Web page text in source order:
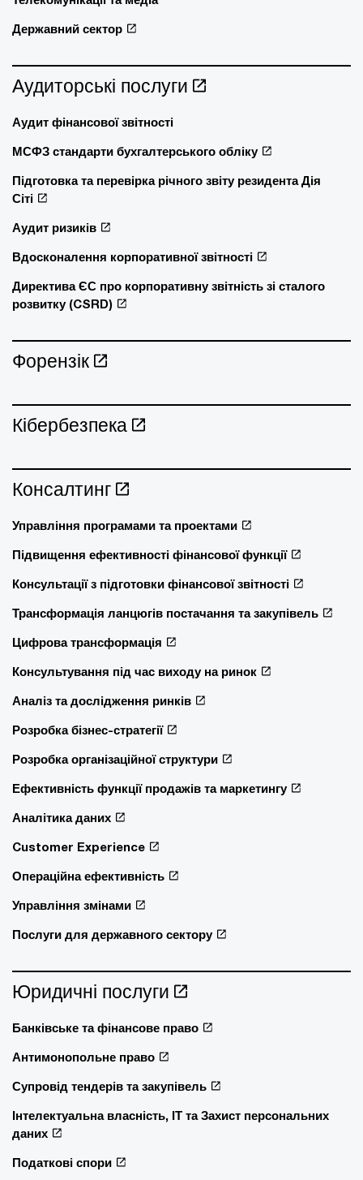
Державний сектор
Аудиторські послуги
Аудит фінансової звітності
МСФЗ стандарти бухгалтерського обліку
Підготовка та перевірка річного звіту резидента Дія
Сіті
Аудит ризиків
Вдосконалення корпоративної звітності
Директива ЄС про корпоративну звітність зі сталого
розвитку (CSRD)
Форензік
Кібербезпека
Консалтинг
Управління програмами та проектами
Підвищення ефективності фінансової функції
Консультації з підготовки фінансової звітності
Трансформація ланцюгів постачання та закупівель
Цифрова трансформація
Консультування під час виходу на ринок
Аналіз та дослідження ринків
Розробка бізнес-стратегії
Розробка організаційної структури
Ефективність функції продажів та маркетингу
Аналітика даних
Customer Experience
Операційна ефективність
Управління змінами
Послуги для державного сектору
Юридичні послуги
Банківське та фінансове право
Антимонопольне право
Супровід тендерів та закупівель
Інтелектуальна власність, ІТ та Захист персональних
даних
Податкові спори